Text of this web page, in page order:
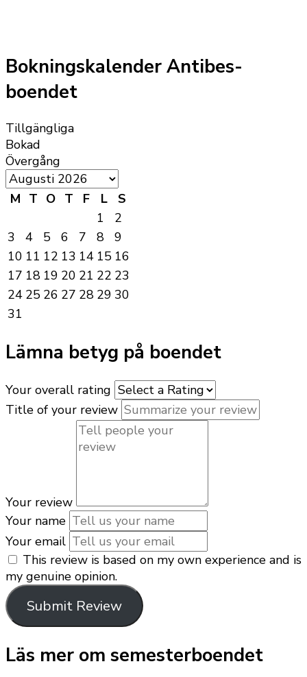
Bokningskalender Antibes-
boendet
Tillgängliga
Bokad
Övergång
M T O T F L
S
1
2
3
4 5 6 7 8
9
10 11 12 13 14 15 16
17 18 19 20 21 22 23
24 25 26 27 28 29 30
31
Lämna betyg på boendet
Your overall rating
Title of your review
Your review
Your name
Your email
This review is based on my own experience and is
my genuine opinion.
Submit Review
Läs mer om semesterboendet